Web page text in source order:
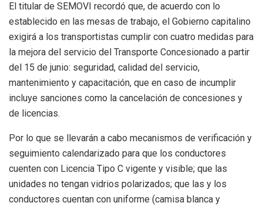
El titular de SEMOVI recordó que, de acuerdo con lo
establecido en las mesas de trabajo, el Gobierno capitalino
exigirá a los transportistas cumplir con cuatro medidas para
la mejora del servicio del Transporte Concesionado a partir
del 15 de junio: seguridad, calidad del servicio,
mantenimiento y capacitación, que en caso de incumplir
incluye sanciones como la cancelación de concesiones y
de licencias.
Por lo que se llevarán a cabo mecanismos de verificación y
seguimiento calendarizado para que los conductores
cuenten con Licencia Tipo C vigente y visible; que las
unidades no tengan vidrios polarizados; que las y los
conductores cuentan con uniforme (camisa blanca y